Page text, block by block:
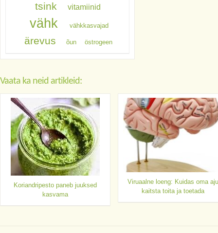
tsink vitamiinid
vähk vähkkasvajad
ärevus õun östrogeen
Vaata ka neid artikleid:
Koriandripesto paneb juuksed
kasvama
Viruaalne loeng: Kuidas oma aju
kaitsta toita ja toetada